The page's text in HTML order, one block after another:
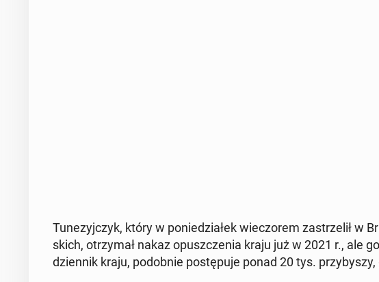
Tu­ne­zyj­czyk, który w po­nie­dzia­łek wie­czo­rem za­strze­lił w
skich, otrzy­mał nakaz opusz­cze­nia kraju już w 2021 r., ale
dzien­nik kraju, po­dob­nie po­stę­pu­je ponad 20 tys.